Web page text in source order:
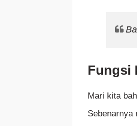
Fungsi
Mari kita
Sebenarnya